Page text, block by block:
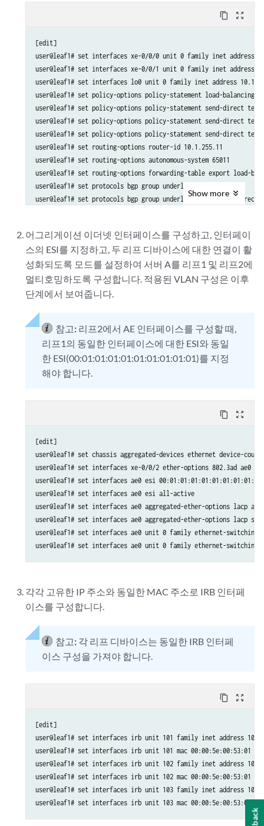
set routing-instances vrf101 interface irb.103
set routing-instances vrf101 route-distinguisher 10.1.255.11:101
set routing-instances vrf101 vrf-target target:1001:1
set routing-options router-id 10.1.255.11
set routing-options autonomous-system 65011
set routing-options forwarding-table export load-balancing-policy
set protocols bgp group underlay type external
set protocols bgp group underlay export send-direct
set protocols bgp group underlay multipath multiple-as
set protocols bgp group underlay neighbor 10.1.11.1 peer-as 65001
set protocols bgp group underlay neighbor 10.1.21.1 peer-as 65002
set protocols bgp group overlay type external
set protocols bgp group overlay multihop
set protocols bgp group overlay multipath multiple-as
set protocols bgp group overlay neighbor 10.1.255.1 peer-as 65001
set protocols bgp group overlay neighbor 10.1.255.2 peer-as 65002
set protocols evpn encapsulation vxlan
set protocols evpn default-gateway do-not-advertise
set protocols evpn vni-options vni 101 vrf-target target:101:1
set protocols evpn vni-options vni 102 vrf-target target:102:1
set protocols evpn vni-options vni 103 vrf-target target:103:1
set protocols evpn extended-vni-list all
set switch-options vtep-source-interface lo0.0
set vlans v101 l3-interface irb.101
set vlans v101 vxlan vni 101
set vlans v102 vlan-id 102
set vlans v102 l3-interface irb.102
set vlans v102 vxlan vni 102
set vlans v103 vlan-id 103
set vlans v103 l3-interface irb.103
set vlans v103 vxlan vni 103
content_copy zoom_out_map
[edit]
user@leaf1# set interfaces xe-0/0/0 unit 0 family inet address
user@leaf1# set interfaces xe-0/0/1 unit 0 family inet address
user@leaf1# set interfaces lo0 unit 0 family inet address
user@leaf1# set policy-options policy-statement load-balancing-
user@leaf1# set policy-options policy-statement send-direct
user@leaf1# set policy-options policy-statement send-direct
user@leaf1# set policy-options policy-statement send-direct
user@leaf1# set routing-options router-id 10.1.255.11
user@leaf1# set routing-options autonomous-system 65011
user@leaf1# set routing-options forwarding-table export load-
user@leaf1# set protocols bgp group underlay type external
user@leaf1# set protocols bgp group underlay export send-direct
user@leaf1# set protocols bgp group underlay neighbor 10.1.21.1
Show more
어그리게이션 이더넷 인터페이스를 구성하고, 인터페이
스의 ESI를 지정하고, 두 리프 디바이스에 대한 연결이 활
성화되도록 모드를 설정하여 서버 A를 리프1 및 리프2에
멀티호밍하도록 구성합니다. 적용된 VLAN 구성은 이후
단계에서 보여줍니다.
참고: 리프2에서 AE 인터페이스를 구성할 때,
리프1의 동일한 인터페이스에 대한 ESI와 동일
한 ESI(00:01:01:01:01:01:01:01:01:01)를 지정
해야 합니다.
content_copy zoom_out_map
[edit]
user@leaf1# set chassis aggregated-devices ethernet device-count
user@leaf1# set interfaces xe-0/0/2 ether-options 802.3ad ae0
user@leaf1# set interfaces ae0 esi 00:01:01:01:01:01:01:01:01:01
user@leaf1# set interfaces ae0 esi all-active
user@leaf1# set interfaces ae0 aggregated-ether-options lacp
user@leaf1# set interfaces ae0 aggregated-ether-options lacp
user@leaf1# set interfaces ae0 unit 0 family ethernet-switching
user@leaf1# set interfaces ae0 unit 0 family ethernet-switching
각각 고유한 IP 주소와 동일한 MAC 주소로 IRB 인터페
이스를 구성합니다.
참고: 각 리프 디바이스는 동일한 IRB 인터페
이스 구성을 가져야 합니다.
content_copy zoom_out_map
[edit]
user@leaf1# set interfaces irb unit 101 family inet address
user@leaf1# set interfaces irb unit 101 mac 00:00:5e:00:53:01
user@leaf1# set interfaces irb unit 102 family inet address
user@leaf1# set interfaces irb unit 102 mac 00:00:5e:00:53:01
user@leaf1# set interfaces irb unit 103 family inet address
user@leaf1# set interfaces irb unit 103 mac 00:00:5e:00:53:01